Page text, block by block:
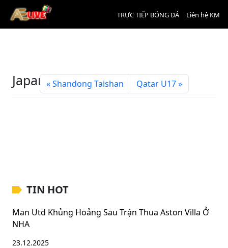
TRỰC TIẾP BÓNG ĐÁ Liên hệ KM
Japan U17Shandong Taishan Qatar U17
TIN HOT
Man Utd Khủng Hoảng Sau Trận Thua Aston Villa Ở
NHA
23.12.2025